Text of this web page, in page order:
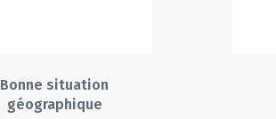
Bonne situation
géographique